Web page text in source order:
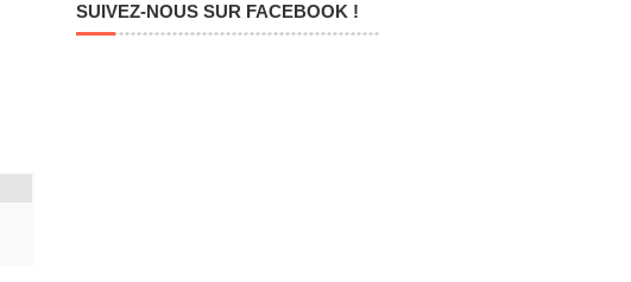
SUIVEZ-NOUS SUR FACEBOOK !